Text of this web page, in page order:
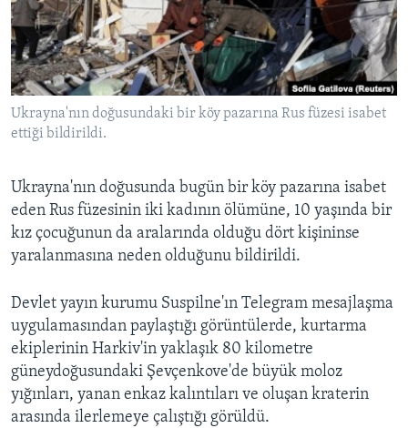
HAYATTAN
SANAT
BIZI TAKIP EDIN
Diller
Ukrayna'nın doğusundaki bir köy pazarına Rus füzesi isabet
ettiği bildirildi.
Ukrayna'nın doğusunda bugün bir köy pazarına isabet
eden Rus füzesinin iki kadının ölümüne, 10 yaşında bir
kız çocuğunun da aralarında olduğu dört kişininse
yaralanmasına neden olduğunu bildirildi.
Devlet yayın kurumu Suspilne'ın Telegram mesajlaşma
uygulamasından paylaştığı görüntülerde, kurtarma
ekiplerinin Harkiv'in yaklaşık 80 kilometre
güneydoğusundaki Şevçenkove'de büyük moloz
yığınları, yanan enkaz kalıntıları ve oluşan kraterin
arasında ilerlemeye çalıştığı görüldü.